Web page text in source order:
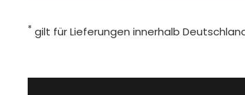
* gilt für Lieferungen innerhalb